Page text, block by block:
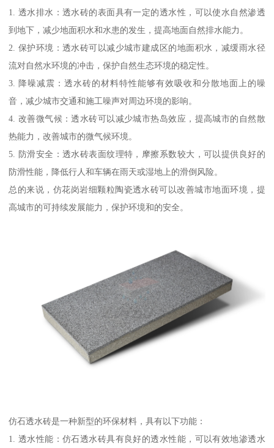
1. 透水排水：透水砖的表面具有一定的透水性，可以使水自然渗透
到地下，减少地面积水和水患的发生，提高地面自然排水能力。
2. 保护环境：透水砖可以减少城市建成区的地面积水，减缓雨水径
流对自然水环境的冲击，保护自然生态环境的稳定性。
3. 降噪减震：透水砖的材料特性能够有效吸收和分散地面上的噪
音，减少城市交通和施工噪声对周边环境的影响。
4. 改善微气候：透水砖可以减少城市热岛效应，提高城市的自然散
热能力，改善城市的微气候环境。
5. 防滑安全：透水砖表面纹理特，摩擦系数较大，可以提供良好的
防滑性能，降低行人和车辆在雨天或湿地上的滑倒风险。
总的来说，仿花岗岩细颗粒陶瓷透水砖可以改善城市地面环境，提
高城市的可持续发展能力，保护环境和的安全。
仿石透水砖是一种新型的环保材料，具有以下功能：
1. 透水性能：仿石透水砖具有良好的透水性能，可以有效地渗透水